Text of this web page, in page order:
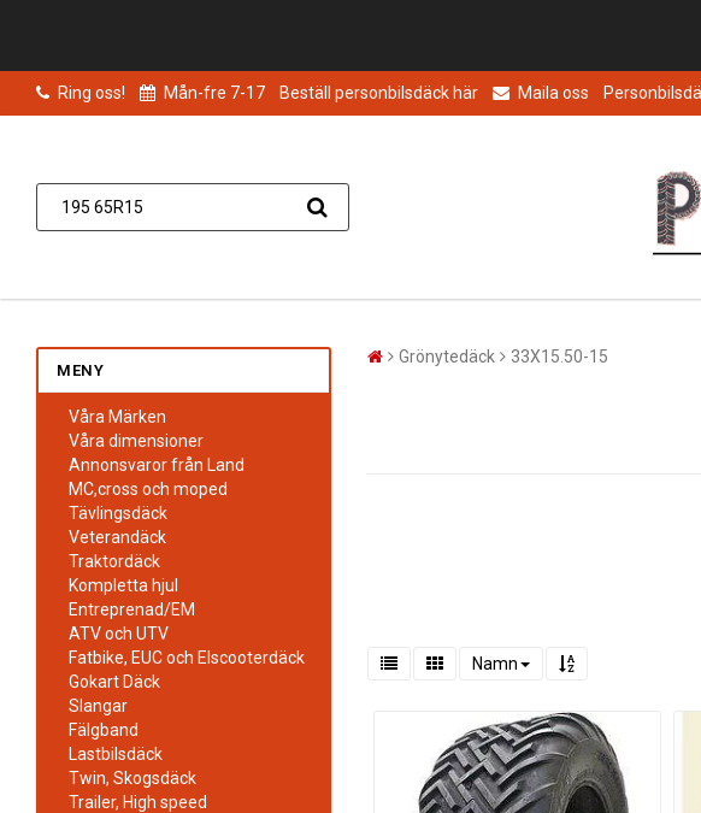
Ring oss! Mån-fre 7-17 Beställ personbilsdäck här Maila oss
MENY
Våra Märken
Våra dimensioner
Annonsvaror från Land
MC,cross och moped
Tävlingsdäck
Veterandäck
Traktordäck
Kompletta hjul
Entreprenad/EM
ATV och UTV
Fatbike, EUC och Elscooterdäck
Gokart Däck
Slangar
Fälgband
Lastbilsdäck
Twin, Skogsdäck
Trailer, High speed
Grönytedäck 33X15.50-15
Namn